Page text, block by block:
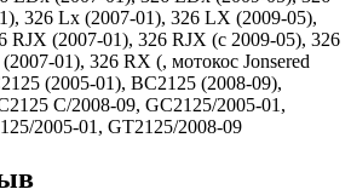
326 Lx (2007-01), 326 LX (2009-05),
RJX (2007-01), 326 RJX (c 2009-05), 326
01), 326 RX (, мотокос Jonsered
(2005-01), BC2125 (2008-09),
C/2008-09, GC2125/2005-01,
2005-01, GT2125/2008-09